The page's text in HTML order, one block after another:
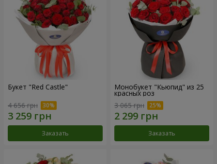
Букет "Red Castle"
4 656 грн
Заказать
Монобукет "Кьюпид" из 25
красных роз
3 065 грн
Заказать